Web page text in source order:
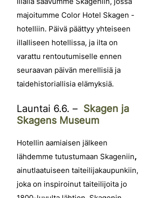
majoitumme Color Hotel Skagen -
hotelliin. Päivä päättyy yhteiseen
illalliseen hotellissa, ja ilta on
varattu rentoutumiselle ennen
seuraavan päivän merellisiä ja
taidehistoriallisia elämyksiä.
Launtai 6.6. – Skagen ja
Skagens Museum
Hotellin aamiaisen jälkeen
lähdemme tutustumaan Skageniin,
ainutlaatuiseen taiteilijakaupunkiin,
joka on inspiroinut taiteilijoita jo